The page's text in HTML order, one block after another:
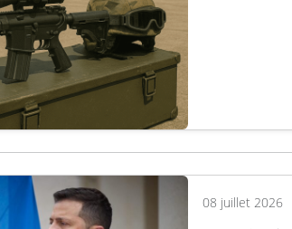
08 juillet 2026